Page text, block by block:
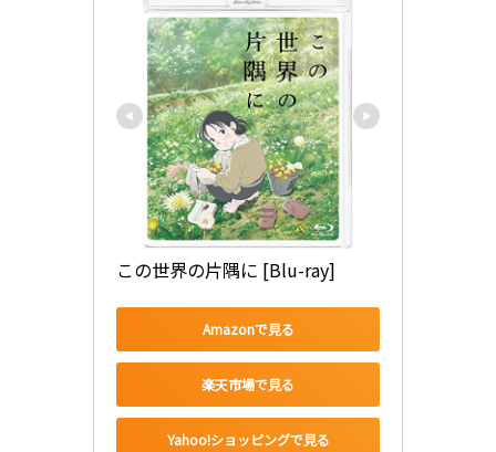
この世界の片隅に [Blu-ray]
Amazonで見る
楽天市場で見る
Yahoo!ショッピングで見る